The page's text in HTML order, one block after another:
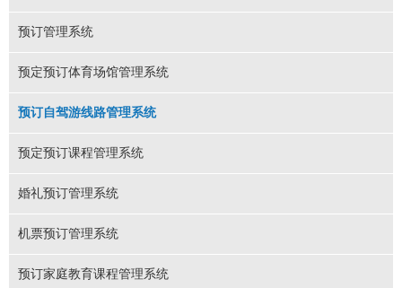
预订管理系统
预定预订体育场馆管理系统
预订自驾游线路管理系统
预定预订课程管理系统
婚礼预订管理系统
机票预订管理系统
预订家庭教育课程管理系统